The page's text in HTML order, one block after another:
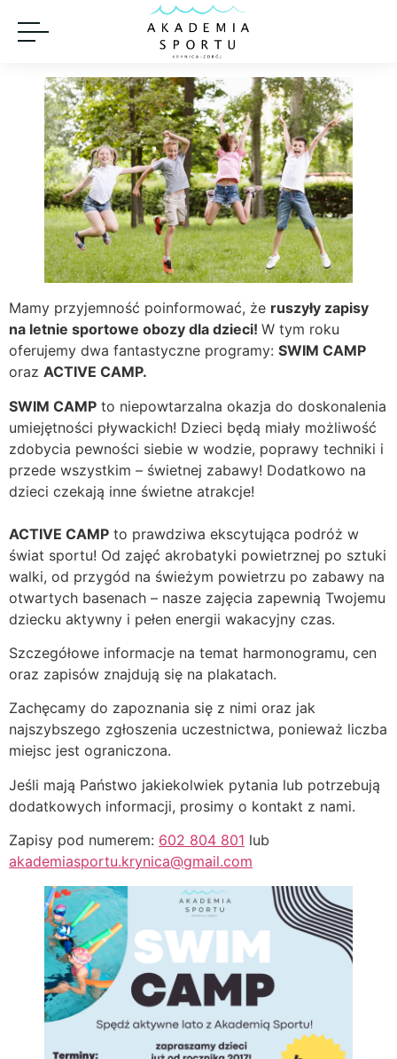
Mamy przyjemność poinformować, że ruszyły zapisy
na letnie sportowe obozy dla dzieci! W tym roku
oferujemy dwa fantastyczne programy: SWIM CAMP
oraz ACTIVE CAMP.
SWIM CAMP to niepowtarzalna okazja do doskonalenia
umiejętności pływackich! Dzieci będą miały możliwość
zdobycia pewności siebie w wodzie, poprawy techniki i
przede wszystkim – świetnej zabawy! Dodatkowo na
dzieci czekają inne świetne atrakcje!
ACTIVE CAMP to prawdziwa ekscytująca podróż w
świat sportu! Od zajęć akrobatyki powietrznej po sztuki
walki, od przygód na świeżym powietrzu po zabawy na
otwartych basenach – nasze zajęcia zapewnią Twojemu
dziecku aktywny i pełen energii wakacyjny czas.
Szczegółowe informacje na temat harmonogramu, cen
oraz zapisów znajdują się na plakatach.
Zachęcamy do zapoznania się z nimi oraz jak
najszybszego zgłoszenia uczestnictwa, ponieważ liczba
miejsc jest ograniczona.
Jeśli mają Państwo jakiekolwiek pytania lub potrzebują
dodatkowych informacji, prosimy o kontakt z nami.
Zapisy pod numerem: 602 804 801 lub
akademiasportu.krynica@gmail.com